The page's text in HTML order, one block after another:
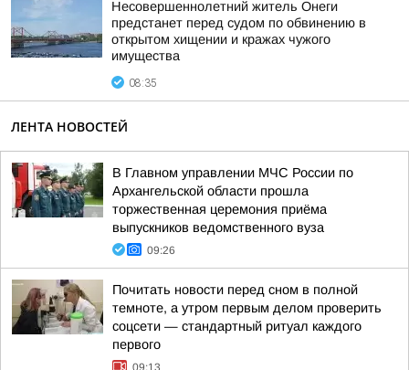
Несовершеннолетний житель Онеги
предстанет перед судом по обвинению в
открытом хищении и кражах чужого
имущества
08:35
ЛЕНТА НОВОСТЕЙ
В Главном управлении МЧС России по
Архангельской области прошла
торжественная церемония приёма
выпускников ведомственного вуза
09:26
Почитать новости перед сном в полной
темноте, а утром первым делом проверить
соцсети — стандартный ритуал каждого
первого
09:13